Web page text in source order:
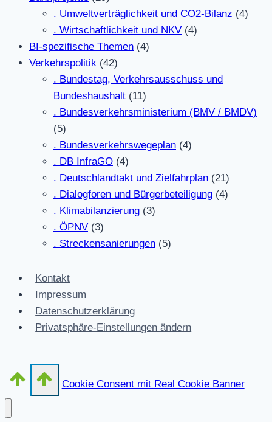
. Umweltverträglichkeit und CO2-Bilanz (4)
. Wirtschaftlichkeit und NKV (4)
BI-spezifische Themen (4)
Verkehrspolitik (42)
. Bundestag, Verkehrsausschuss und
Bundeshaushalt (11)
. Bundesverkehrsministerium (BMV / BMDV)
(5)
. Bundesverkehrswegeplan (4)
. DB InfraGO (4)
. Deutschlandtakt und Zielfahrplan (21)
. Dialogforen und Bürgerbeteiligung (4)
. Klimabilanzierung (3)
. ÖPNV (3)
. Streckensanierungen (5)
Kontakt
Impressum
Datenschutzerklärung
Privatsphäre-Einstellungen ändern
Cookie Consent mit Real Cookie Banner